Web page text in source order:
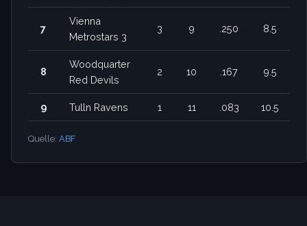
7
Vienna
Metrostars 3
3 9 .250 8.5
8
Woodquarter
Red Devils
2 10 .167 9.5
9 Tulln Ravens 1 11 .083 10.5
Quelle: ABF